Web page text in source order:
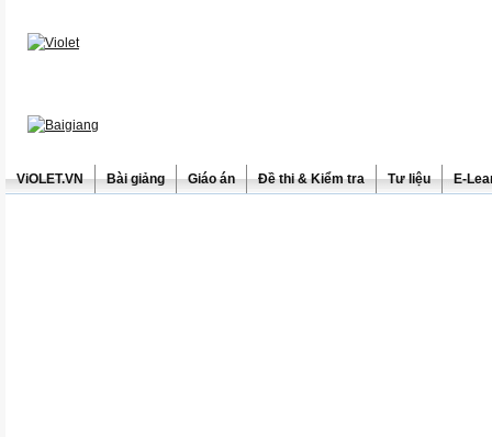
ViOLET.VN Bài giảng Giáo án Đề thi & Kiểm tra Tư liệu E-